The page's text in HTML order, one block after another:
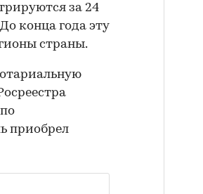
за 24
конца года эту
страны.
приобрел